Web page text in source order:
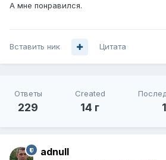
А мне понравился.
Вставить ник Цитата
Ответы
229
Created
14 г
adnull